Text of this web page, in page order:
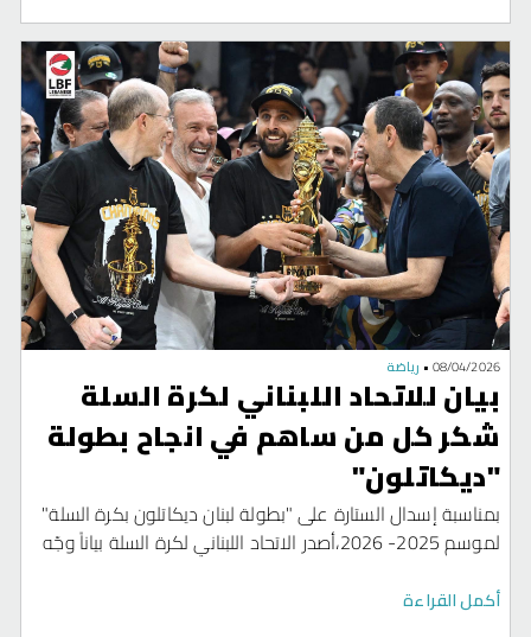
08/04/2026
• رياضة
بيان للاتحاد اللبناني لكرة السلة
شكر كل من ساهم في انجاح بطولة
"ديكاتلون"
بمناسبة إسدال الستارة على "بطولة لبنان ديكاتلون بكرة السلة"
لموسم 2025- 2026،أصدر الاتحاد اللبناني لكرة السلة بياناً وجّه
نادي الحكمة لإحراز مركز الوصافة بعد سلسلة نهائية تاريخية
أكمل القراءة